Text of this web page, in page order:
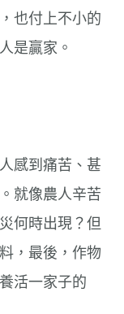
也付上不小的
是贏家。
感到痛苦、甚
就像農人辛苦
何時出現？但
，最後，作物
活一家子的